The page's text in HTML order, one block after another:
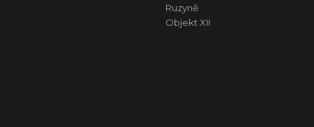
Ruzyně
Objekt XII